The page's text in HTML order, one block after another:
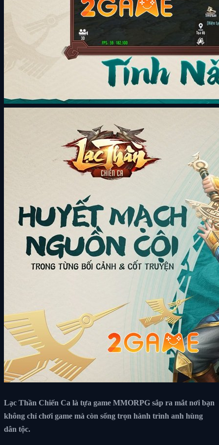
Lạc Thần Chiến Ca là tựa game MMORPG sắp ra mắt nơi bạn
không chỉ chơi game mà còn sống trọn hành trình anh hùng
dân tộc.